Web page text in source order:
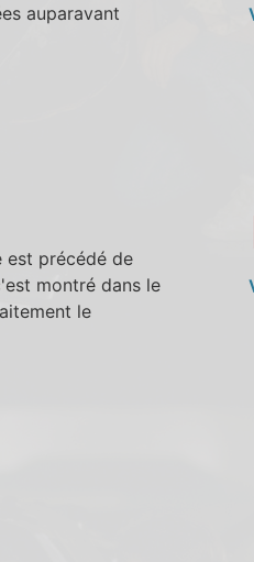
auparavant
est précédé de
montré dans le
le